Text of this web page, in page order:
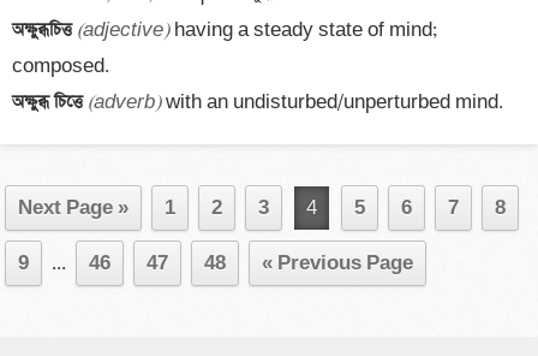
অক্ষুব্ধচিত্ত (adjective) having a steady state of mind;
অক্ষুব্ধ চিত্তে (adverb) with an undisturbed/unperturbed mind.
Next Page » 1 2 3 4 5 6 7 8
9 ... 46 47 48 « Previous Page